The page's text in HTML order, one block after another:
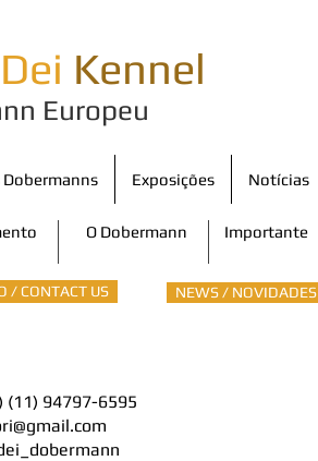
Kennel
Europeu
Dobermanns Exposições Notícias
NEWS / NOVIDADES
/ CONTACT US
Importante
O Dobermann
(11) 94797-6595